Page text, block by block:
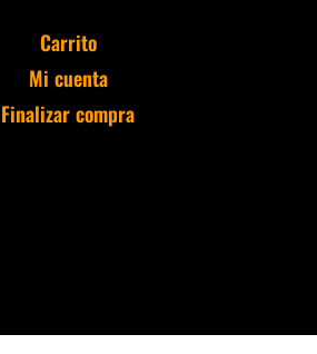
Carrito
Mi cuenta
Finalizar compra